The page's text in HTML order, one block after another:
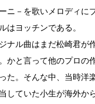
ニ－を歌いメロディに
はヨッチンである。
ナル曲はまだ松崎君が
かと言って他のプロの
た。そんな中、当時洋
していた小生が海外か